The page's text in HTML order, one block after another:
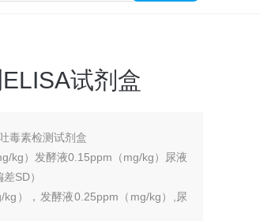
试剂盒
毒素检测试剂盒
kg）发酵液0.15ppm（mg/kg）尿液
SD）
），发酵液0.25ppm（mg/kg）,尿